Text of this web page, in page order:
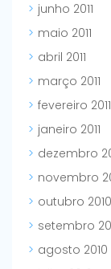
junho 2011
maio 2011
abril 2011
março 2011
fevereiro 2011
janeiro 2011
dezembro
novembro
outubro 2010
setembro
agosto 2010